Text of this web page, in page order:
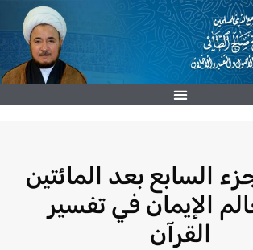
السابع بعد المائتين
الإيمان في تفسير
القرآن